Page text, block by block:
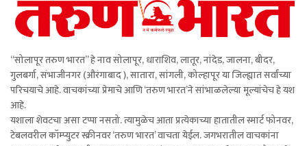
“सोलापूर तरुण भारत” हे नाव सोलापूर, धाराशिव, लातूर, नांदेड, जालना, बीदर,
गुलबर्गा, संभाजीनगर (औरंगाबाद ), सातारा, सांगली, कोल्हापूर या जिल्ह्यात सर्वांच्या
परिचयाचे आहे. वाचकांच्या प्रेमाचे आणि ‘तरुण भारत’ने सांभाळलेल्या मूल्यांचेच हे यश
आहे.
यशाला शेवटचा असा टप्पा नसतो. त्यामुळेच आता प्रत्येकाच्या हातातील स्मार्ट फोनवर,
टेबलवरील कॉम्प्युटर स्क्रीनवर ‘तरुण भारत’ वाचता येईल. जगभरातील वाचकांना